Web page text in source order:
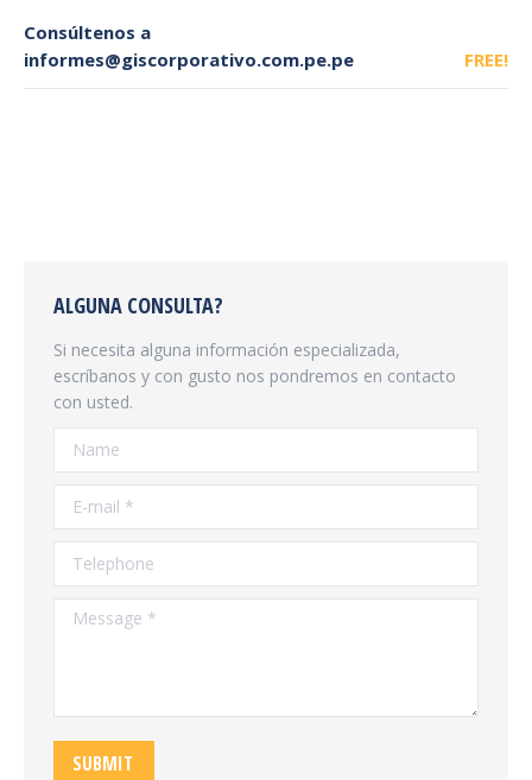
Consúltenos a
informes@giscorporativo.com.pe.pe
FREE!
ALGUNA CONSULTA?
Si necesita alguna información especializada,
escríbanos y con gusto nos pondremos en contacto
con usted.
Name
E-mail *
Telephone
Message *
SUBMIT